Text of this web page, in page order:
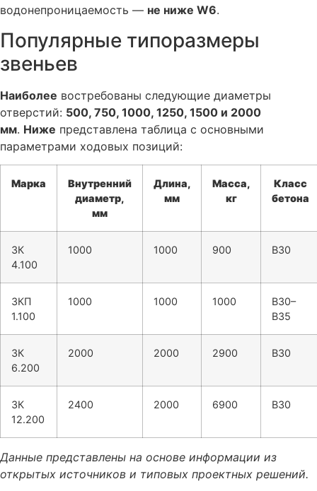
водонепроницаемость — не ниже W6.
Популярные типоразмеры
звеньев
Наиболее востребованы следующие диаметры
отверстий: 500, 750, 1000, 1250, 1500 и 2000
мм. Ниже представлена таблица с основными
параметрами ходовых позиций:
Марка
Внутренний
диаметр,
мм
Длина,
мм
Масса,
кг
Класс
бетона
ЗК
4.100
1000 1000 900 В30
ЗКП
1.100
1000 1000 1000
В30–
В35
ЗК
6.200
2000 2000 2900 В30
ЗК
12.200
2400 2000 6900 В30
Данные представлены на основе информации из
открытых источников и типовых проектных решений.